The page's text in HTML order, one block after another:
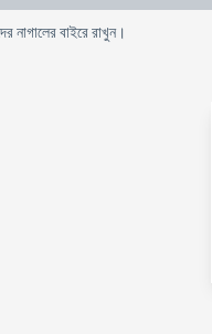
নাগালের বাইরে রাখুন।